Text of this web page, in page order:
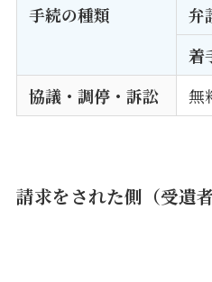
手続の種類
弁
着
協議・調停・訴訟
無
請求をされた側（受遺